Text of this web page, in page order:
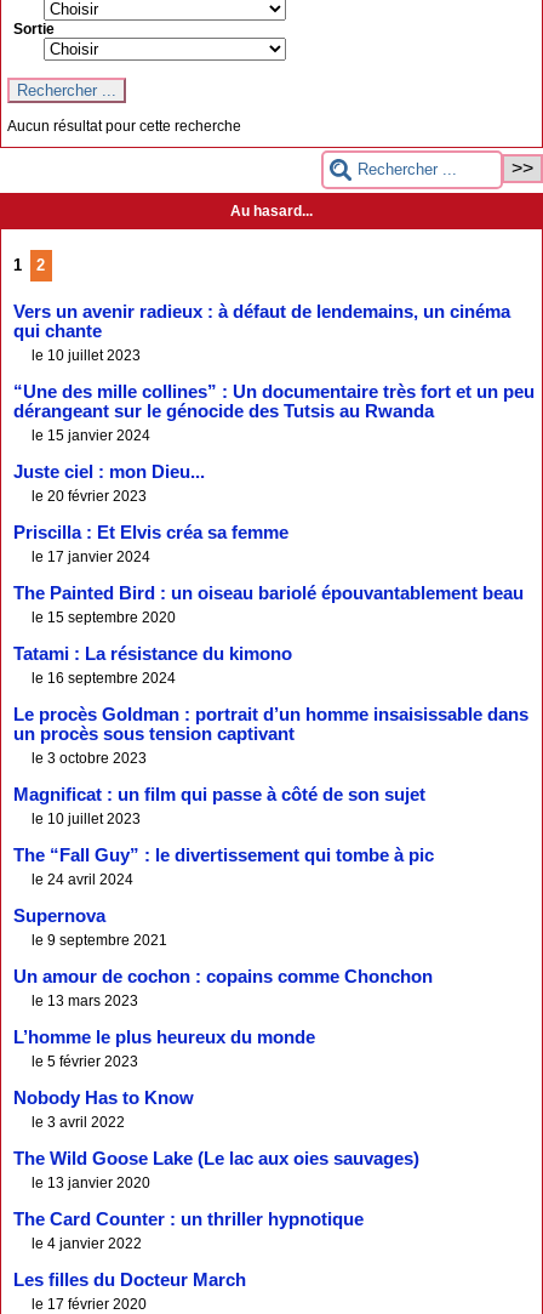
Sortie
Aucun résultat pour cette recherche
Au hasard...
1 2
Vers un avenir radieux : à défaut de lendemains, un cinéma
qui chante
le 10 juillet 2023
“Une des mille collines” : Un documentaire très fort et un peu
dérangeant sur le génocide des Tutsis au Rwanda
le 15 janvier 2024
Juste ciel : mon Dieu...
le 20 février 2023
Priscilla : Et Elvis créa sa femme
le 17 janvier 2024
The Painted Bird : un oiseau bariolé épouvantablement beau
le 15 septembre 2020
Tatami : La résistance du kimono
le 16 septembre 2024
Le procès Goldman : portrait d’un homme insaisissable dans
un procès sous tension captivant
le 3 octobre 2023
Magnificat : un film qui passe à côté de son sujet
le 10 juillet 2023
The “Fall Guy” : le divertissement qui tombe à pic
le 24 avril 2024
Supernova
le 9 septembre 2021
Un amour de cochon : copains comme Chonchon
le 13 mars 2023
L’homme le plus heureux du monde
le 5 février 2023
Nobody Has to Know
le 3 avril 2022
The Wild Goose Lake (Le lac aux oies sauvages)
le 13 janvier 2020
The Card Counter : un thriller hypnotique
le 4 janvier 2022
Les filles du Docteur March
le 17 février 2020